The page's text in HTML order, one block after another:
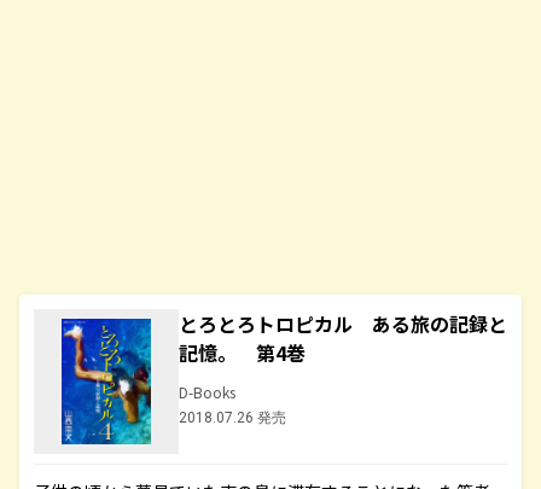
とろとろトロピカル ある旅の記録と
記憶。 第4巻
D-Books
2018.07.26 発売